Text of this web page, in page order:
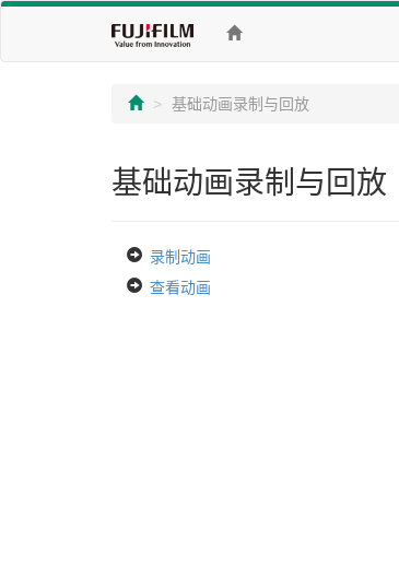
基础动画录制与回放
基础动画录制与回放
录制动画
查看动画